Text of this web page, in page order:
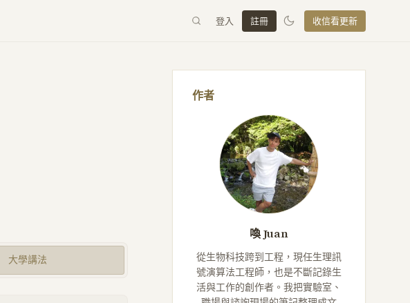
登入 註冊 收信看更新
大學講法
作者
喚 Juan
從生物科技跨到工程，現任生理訊
號演算法工程師，也是不斷記錄生
活與工作的創作者。我把實驗室、